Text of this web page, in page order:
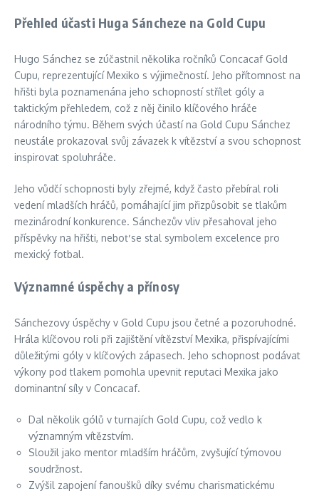
Přehled účasti Huga Sáncheze na Gold Cupu
Hugo Sánchez se zúčastnil několika ročníků Concacaf Gold
Cupu, reprezentující Mexiko s výjimečností. Jeho přítomnost na
hřišti byla poznamenána jeho schopností střílet góly a
taktickým přehledem, což z něj činilo klíčového hráče
národního týmu. Během svých účastí na Gold Cupu Sánchez
neustále prokazoval svůj závazek k vítězství a svou schopnost
inspirovat spoluhráče.
Jeho vůdčí schopnosti byly zřejmé, když často přebíral roli
vedení mladších hráčů, pomáhající jim přizpůsobit se tlakům
mezinárodní konkurence. Sánchezův vliv přesahoval jeho
příspěvky na hřišti, neboť se stal symbolem excelence pro
mexický fotbal.
Významné úspěchy a přínosy
Sánchezovy úspěchy v Gold Cupu jsou četné a pozoruhodné.
Hrála klíčovou roli při zajištění vítězství Mexika, přispívajícími
důležitými góly v klíčových zápasech. Jeho schopnost podávat
výkony pod tlakem pomohla upevnit reputaci Mexika jako
dominantní síly v Concacaf.
Dal několik gólů v turnajích Gold Cupu, což vedlo k
významným vítězstvím.
Sloužil jako mentor mladším hráčům, zvyšující týmovou
soudržnost.
Zvýšil zapojení fanoušků díky svému charismatickému